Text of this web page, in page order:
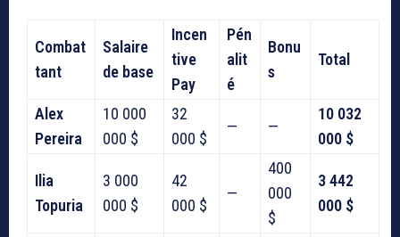
Combat
tant
Salaire
de base
Incen
tive
Pay
Pén
alit
é
Bonu
s
Total
Alex
Pereira
10 000
000 $
32
000 $
— —
10 032
000 $
Ilia
Topuria
3 000
000 $
42
000 $
—
400
000
$
3 442
000 $